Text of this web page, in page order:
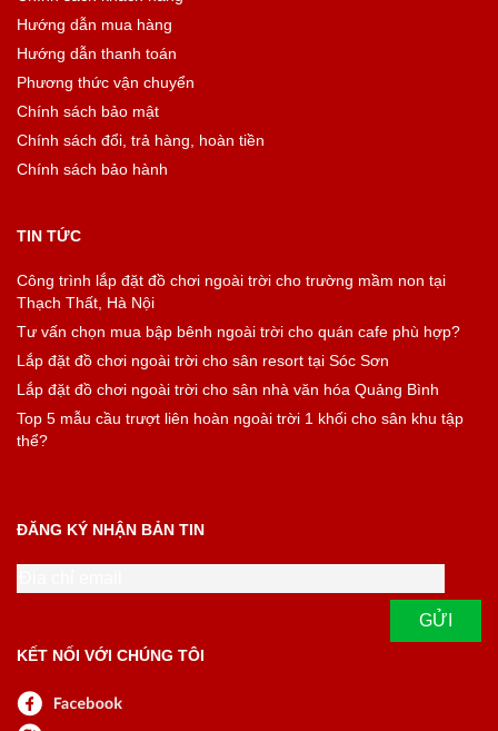
Hướng dẫn mua hàng
Hướng dẫn thanh toán
Phương thức vận chuyển
Chính sách bảo mật
Chính sách đổi, trả hàng, hoàn tiền
Chính sách bảo hành
TIN TỨC
Công trình lắp đặt đồ chơi ngoài trời cho trường mầm non tại
Thạch Thất, Hà Nội
Tư vấn chọn mua bập bênh ngoài trời cho quán cafe phù hợp?
Lắp đặt đồ chơi ngoài trời cho sân resort tại Sóc Sơn
Lắp đặt đồ chơi ngoài trời cho sân nhà văn hóa Quảng Bình
Top 5 mẫu cầu trượt liên hoàn ngoài trời 1 khối cho sân khu tập
thể?
ĐĂNG KÝ NHẬN BẢN TIN
KẾT NỐI VỚI CHÚNG TÔI